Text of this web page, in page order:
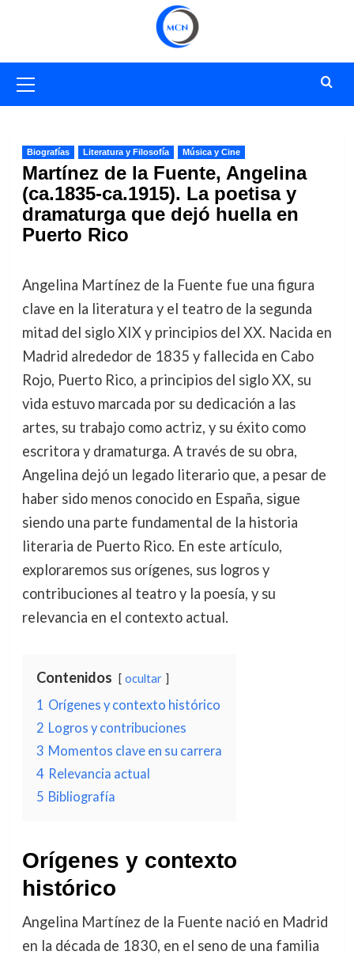
primario
Biografías Literatura y Filosofía Música y Cine
Martínez de la Fuente, Angelina
(ca.1835-ca.1915). La poetisa y
dramaturga que dejó huella en
Puerto Rico
Angelina Martínez de la Fuente fue una figura
clave en la literatura y el teatro de la segunda
mitad del siglo XIX y principios del XX. Nacida en
Madrid alrededor de 1835 y fallecida en Cabo
Rojo, Puerto Rico, a principios del siglo XX, su
vida estuvo marcada por su dedicación a las
artes, su trabajo como actriz, y su éxito como
escritora y dramaturga. A través de su obra,
Angelina dejó un legado literario que, a pesar de
haber sido menos conocido en España, sigue
siendo una parte fundamental de la historia
literaria de Puerto Rico. En este artículo,
exploraremos sus orígenes, sus logros y
contribuciones al teatro y la poesía, y su
relevancia en el contexto actual.
Contenidos ocultar
1 Orígenes y contexto histórico
2 Logros y contribuciones
3 Momentos clave en su carrera
4 Relevancia actual
5 Bibliografía
Orígenes y contexto
histórico
Angelina Martínez de la Fuente nació en Madrid
en la década de 1830, en el seno de una familia